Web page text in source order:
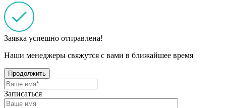
Заявка успешно отправлена!
Наши менеджеры свяжутся с вами в ближайшее время
Продолжить
Записаться